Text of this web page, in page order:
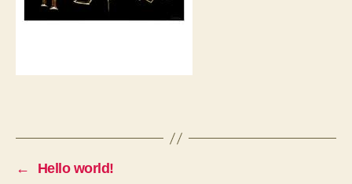
←
Hello world!